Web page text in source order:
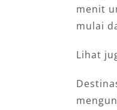
menit
mulai
Lihat